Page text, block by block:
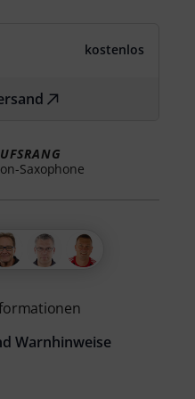
kostenlos
Saxophone
Warnhinweise